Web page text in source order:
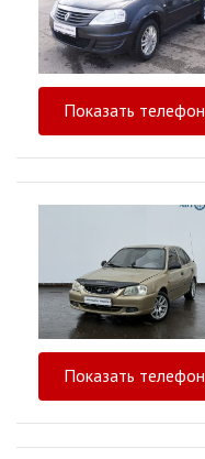
Показать телефон
Показать телефон